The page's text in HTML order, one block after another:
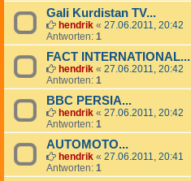
Gali Kurdistan TV...
hendrik « 27.06.2011, 20:42
Antworten: 1
FACT INTERNATIONAL...
hendrik « 27.06.2011, 20:42
Antworten: 1
BBC PERSIA...
hendrik « 27.06.2011, 20:42
Antworten: 1
AUTOMOTO...
hendrik « 27.06.2011, 20:41
Antworten: 1